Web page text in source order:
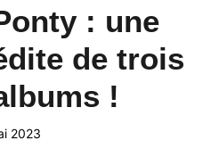
: une
de trois
!
2023